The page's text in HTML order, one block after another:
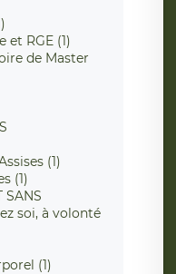
et RGE (1)
de Master
(1)
(1)
SANS
soi, à volonté
(1)